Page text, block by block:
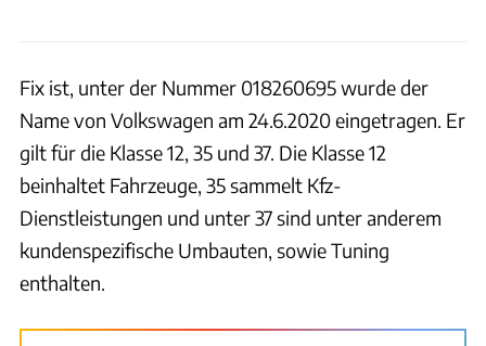
Fix ist, unter der Nummer 018260695 wurde der
Name von Volkswagen am 24.6.2020 eingetragen. Er
gilt für die Klasse 12, 35 und 37. Die Klasse 12
beinhaltet Fahrzeuge, 35 sammelt Kfz-
Dienstleistungen und unter 37 sind unter anderem
kundenspezifische Umbauten, sowie Tuning
enthalten.